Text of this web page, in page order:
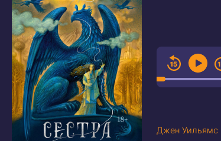
Джен Уильямс